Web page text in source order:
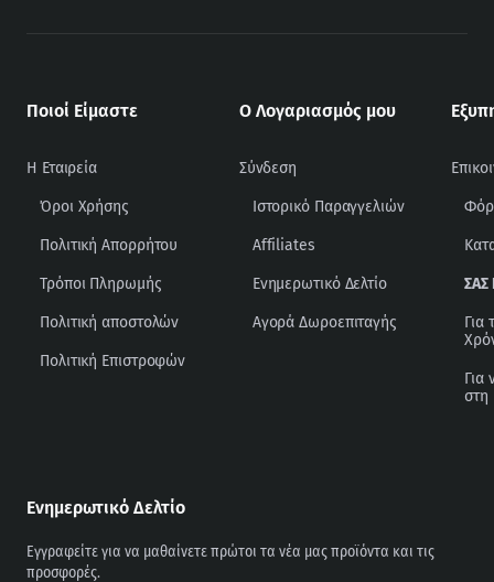
Ποιοί Είμαστε
Η Εταιρεία
Όροι Χρήσης
Πολιτική Απορρήτου
Τρόποι Πληρωμής
Πολιτική αποστολών
Πολιτική Επιστροφών
Ο Λογαριασμός μου
Σύνδεση
Ιστορικό Παραγγελιών
Affiliates
Ενημερωτικό Δελτίο
Αγορά Δωροεπιταγής
ΣΑΣ
Για
Για
στη
Ενημερωτικό Δελτίο
Εγγραφείτε για να μαθαίνετε πρώτοι τα νέα μας προϊόντα και τις
προσφορές.